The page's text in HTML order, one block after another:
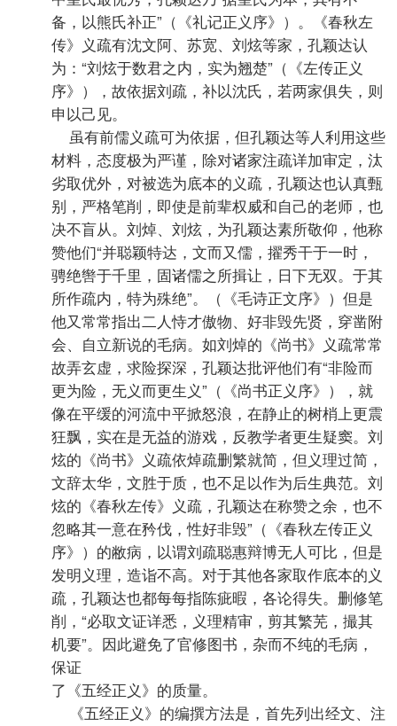
备，以熊氏补正”（《礼记正义序》）。《春秋左
传》义疏有沈文阿、苏宽、刘炫等家，孔颖达认
为：“刘炫于数君之内，实为翘楚”（《左传正义
序》），故依据刘疏，补以沈氏，若两家俱失，则
申以己见。
虽有前儒义疏可为依据，但孔颖达等人利用这些
材料，态度极为严谨，除对诸家注疏详加审定，汰
劣取优外，对被选为底本的义疏，孔颖达也认真甄
别，严格笔削，即使是前辈权威和自己的老师，也
决不盲从。刘焯、刘炫，为孔颖达素所敬仰，他称
赞他们“并聪颖特达，文而又儒，擢秀干于一时，
骋绝辔于千里，固诸儒之所揖让，日下无双。于其
所作疏内，特为殊绝”。（《毛诗正文序》）但是
他又常常指出二人恃才傲物、好非毁先贤，穿凿附
会、自立新说的毛病。如刘焯的《尚书》义疏常常
故弄玄虚，求险探深，孔颖达批评他们有“非险而
更为险，无义而更生义”（《尚书正义序》），就
像在平缓的河流中平掀怒浪，在静止的树梢上更震
狂飘，实在是无益的游戏，反教学者更生疑窦。刘
炫的《尚书》义疏依焯疏删繁就简，但义理过简，
文辞太华，文胜于质，也不足以作为后生典范。刘
炫的《春秋左传》义疏，孔颖达在称赞之余，也不
忽略其一意在矜伐，性好非毁”（《春秋左传正义
序》）的敝病，以谓刘疏聪惠辩博无人可比，但是
发明义理，造诣不高。对于其他各家取作底本的义
疏，孔颖达也都每每指陈疵暇，各论得失。删修笔
削，“必取文证详悉，义理精审，剪其繁芜，撮其
机要”。因此避免了官修图书，杂而不纯的毛病，
保证
了《五经正义》的质量。
《五经正义》的编撰方法是，首先列出经文、注